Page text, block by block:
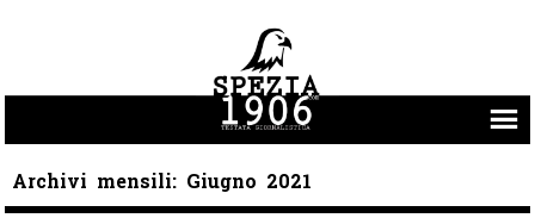
Archivi mensili: Giugno 2021